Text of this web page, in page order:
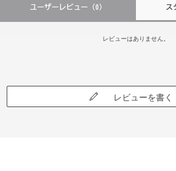
ユーザーレビュー （0） ス
レビューはありません。
レビューを書く